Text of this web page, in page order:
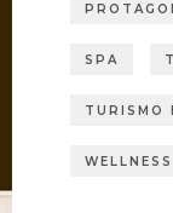
SPA
TURISMO
WELLNESS